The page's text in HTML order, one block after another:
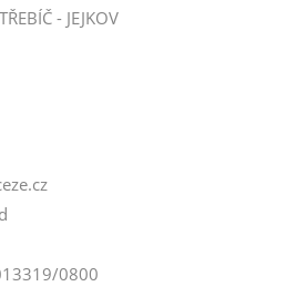
- JEJKOV
0800